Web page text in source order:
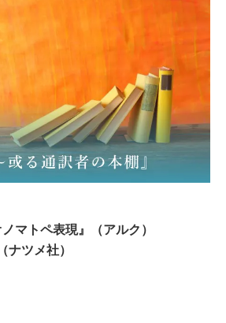
マトペ表現』（アルク）
ナツメ社）